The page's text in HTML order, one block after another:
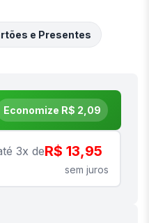
e Presentes
Economize R$ 2,09
3x deR$ 13,95
sem juros